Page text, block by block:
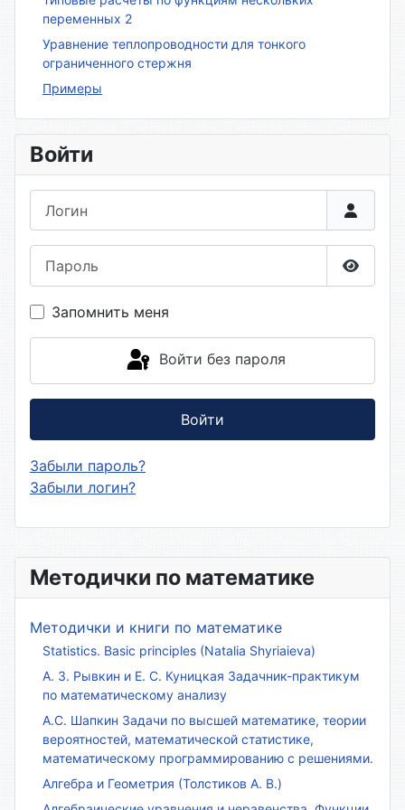
Методички по математике
Методички и книги по математике
Statistics. Basic principles (Natalia Shyriaieva)
А. З. Рывкин и Е. С. Куницкая Задачник-практикум
по математическому анализу
А.С. Шапкин Задачи по высшей математике, теории
вероятностей, математической статистике,
математическому программированию с решениями.
Алгебра и Геометрия (Толстиков А. В.)
переменных 2
Уравнение теплопроводности для тонкого
ограниченного стержня
Примеры
Войти
Запомнить меня
Войти без пароля
Войти
Забыли пароль?
Забыли логин?